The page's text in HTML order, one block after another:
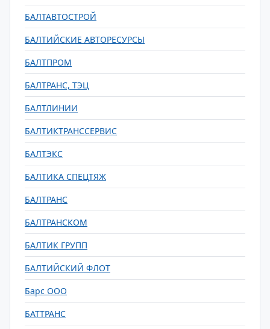
БАЛТАВТОСТРОЙ
БАЛТИЙСКИЕ АВТОРЕСУРСЫ
БАЛТПРОМ
БАЛТРАНС, ТЭЦ
БАЛТЛИНИИ
БАЛТИКТРАНССЕРВИС
БАЛТЭКС
БАЛТИКА СПЕЦТЯЖ
БАЛТРАНС
БАЛТРАНСКОМ
БАЛТИК ГРУПП
БАЛТИЙСКИЙ ФЛОТ
Барс ООО
БАТТРАНС